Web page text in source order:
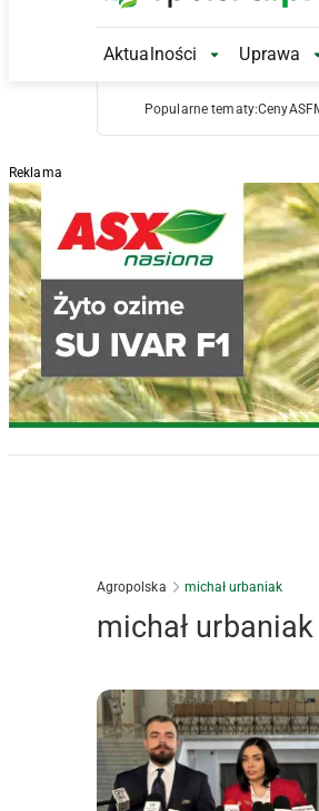
Aktualności Uprawa
Popularne tematy:CenyASF
Reklama
Agropolska michał urbaniak
michał urbaniak